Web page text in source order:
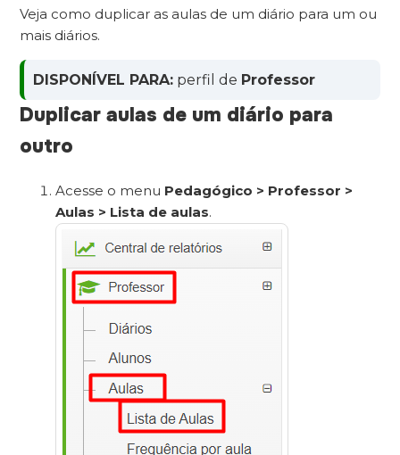
Veja como duplicar as aulas de um diário para um ou
mais diários.
DISPONÍVEL PARA: perfil de Professor
Duplicar aulas de um diário para
outro
Acesse o menu Pedagógico > Professor >
Aulas > Lista de aulas.